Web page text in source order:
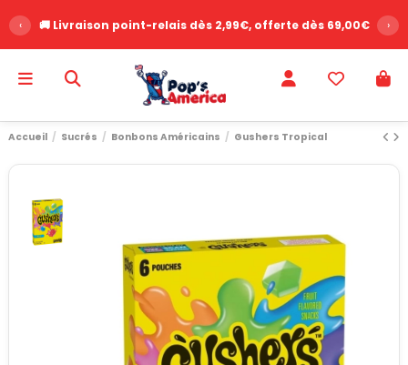
‹ 🚚 Livraison point-relais dès 2,99€, offerte dès 69,00€ ›
Accueil Sucrés Bonbons Américains Gushers Tropical